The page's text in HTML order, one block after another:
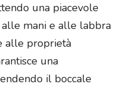
una piacevole
alle mani e alle labbra
alle proprietà
una
il boccale